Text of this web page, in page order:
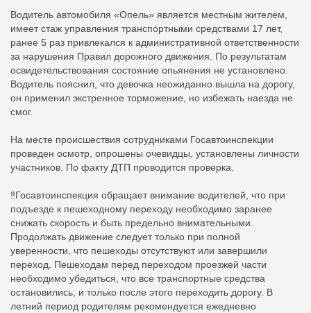
Водитель автомобиля «Опель» является местным жителем,
имеет стаж управления транспортными средствами 17 лет,
ранее 5 раз привлекался к административной ответственности
за нарушения Правил дорожного движения. По результатам
освидетельствования состояние опьянения не установлено.
Водитель пояснил, что девочка неожиданно вышла на дорогу,
он применил экстренное торможение, но избежать наезда не
смог.
На месте происшествия сотрудниками Госавтоинспекции
проведен осмотр, опрошены очевидцы, установлены личности
участников. По факту ДТП проводится проверка.
‼️Госавтоинспекция обращает внимание водителей, что при
подъезде к пешеходному переходу необходимо заранее
снижать скорость и быть предельно внимательными.
Продолжать движение следует только при полной
уверенности, что пешеходы отсутствуют или завершили
переход. Пешеходам перед переходом проезжей части
необходимо убедиться, что все транспортные средства
остановились, и только после этого переходить дорогу. В
летний период родителям рекомендуется ежедневно